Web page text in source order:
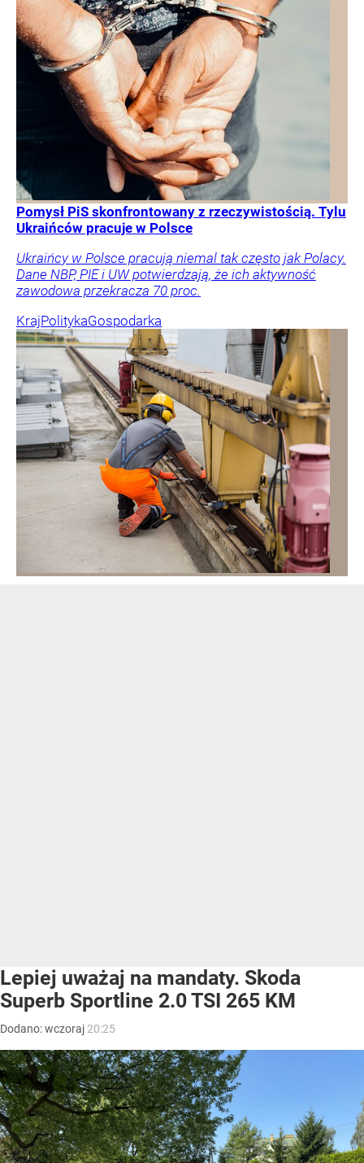
Pomysł PiS skonfrontowany z rzeczywistością. Tylu
Ukraińców pracuje w Polsce
Ukraińcy w Polsce pracują niemal tak często jak Polacy.
Dane NBP, PIE i UW potwierdzają, że ich aktywność
zawodowa przekracza 70 proc.
KrajPolitykaGospodarka
Lepiej uważaj na mandaty. Skoda
Superb Sportline 2.0 TSI 265 KM
Dodano:wczoraj 20:25